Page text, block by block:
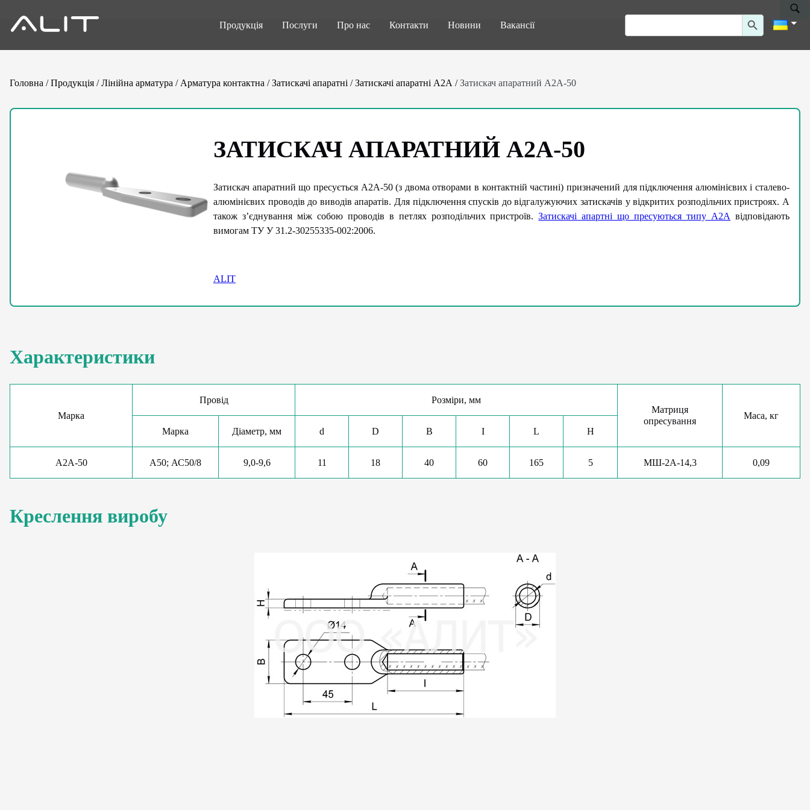
Продукція Послуги Про нас Контакти Новини Вакансії
Search
Search Button
Головна /Продукція /Лінійна арматура / Арматура контактна /Затискачі апаратні /Затискачі апаратні А2А /Затискач апаратний А2А-50
ЗАТИСКАЧ АПАРАТНИЙ А2А-50
Затискач апаратний що пресується А2А-50 (з двома отворами в контактній частині) призначений для підключення алюмінієвих і сталево-
алюмінієвих проводів до виводів апаратів. Для підключення спусків до відгалужуючих затискачів у відкритих розподільчих пристроях. А
також з’єднування між собою проводів в петлях розподільчих пристроїв.Затискачі апартні що пресуються типу А2А відповідають
вимогам ТУ У 31.2-30255335-002:2006.
ALIT
Характеристики
Марка
Провід
Розміри, мм
Матриця
опресування
Маса, кг
Марка
Діаметр, мм d D B І L Н
А2А-50 А50; АС50/8 9,0-9,6 11 18 40 60 165 5 МШ-2А-14,3 0,09
Креслення виробу